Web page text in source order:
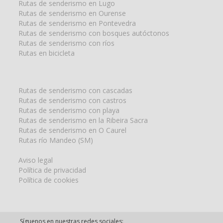
Rutas de senderismo en Lugo
Rutas de senderismo en Ourense
Rutas de senderismo en Pontevedra
Rutas de senderismo con bosques autóctonos
Rutas de senderismo con ríos
Rutas en bicicleta
Rutas de senderismo con cascadas
Rutas de senderismo con castros
Rutas de senderismo con playa
Rutas de senderismo en la Ribeira Sacra
Rutas de senderismo en O Caurel
Rutas río Mandeo (SM)
Aviso legal
Política de privacidad
Política de cookies